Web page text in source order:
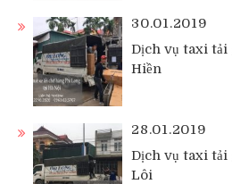
30.01.2019
Dịch vụ taxi tải
Hiền
28.01.2019
Dịch vụ taxi
Lôi